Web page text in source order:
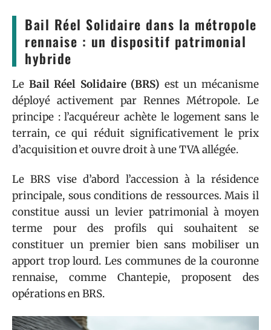
Bail Réel Solidaire dans la métropole
rennaise : un dispositif patrimonial
hybride
Le Bail Réel Solidaire (BRS) est un mécanisme
déployé activement par Rennes Métropole. Le
principe : l’acquéreur achète le logement sans le
terrain, ce qui réduit significativement le prix
d’acquisition et ouvre droit à une TVA allégée.
Le BRS vise d’abord l’accession à la résidence
principale, sous conditions de ressources. Mais il
constitue aussi un levier patrimonial à moyen
terme pour des profils qui souhaitent se
constituer un premier bien sans mobiliser un
apport trop lourd. Les communes de la couronne
rennaise, comme Chantepie, proposent des
opérations en BRS.